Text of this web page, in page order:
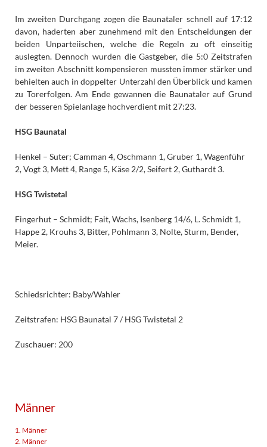
Im zweiten Durchgang zogen die Baunataler schnell auf 17:12
davon, haderten aber zunehmend mit den Entscheidungen der
beiden Unparteiischen, welche die Regeln zu oft einseitig
auslegten. Dennoch wurden die Gastgeber, die 5:0 Zeitstrafen
im zweiten Abschnitt kompensieren mussten immer stärker und
behielten auch in doppelter Unterzahl den Überblick und kamen
zu Torerfolgen. Am Ende gewannen die Baunataler auf Grund
der besseren Spielanlage hochverdient mit 27:23.
HSG Baunatal
Henkel – Suter; Camman 4, Oschmann 1, Gruber 1, Wagenführ
2, Vogt 3, Mett 4, Range 5, Käse 2/2, Seifert 2, Guthardt 3.
HSG Twistetal
Fingerhut – Schmidt; Fait, Wachs, Isenberg 14/6, L. Schmidt 1,
Happe 2, Krouhs 3, Bitter, Pohlmann 3, Nolte, Sturm, Bender,
Meier.
Schiedsrichter: Baby/Wahler
Zeitstrafen: HSG Baunatal 7 / HSG Twistetal 2
Zuschauer: 200
Männer
1. Männer
2. Männer